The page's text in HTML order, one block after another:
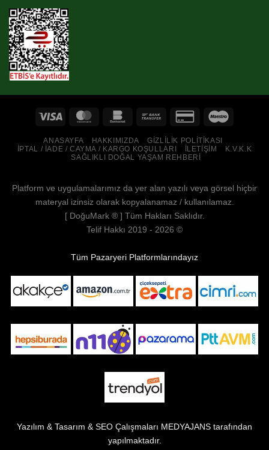
ANASAYFA HAKKIMIZDA
GIZLILIK POLITIKASI
İPTAL / İADE / CAYMA / KARGO KOŞULLARI
İLETIŞIM
K.V.K.K
SAĞLIKLI DOĞAL YAŞAM REHBERI
Platform ve uygulamalarımız da yer alan yazılı veya görsel hiçbir
materyal izinsiz olarak kopyalanamaz / kullanılamaz.
[ DoğuMark® ] Tüm Hakları Saklıdır.
Telif Hakkı 2019 - 2026 ©
Tüm Pazaryeri Platformlarındayız
Yazılım & Tasarım & SEO Çalışmaları MEDYAJANS tarafından
yapılmaktadır.